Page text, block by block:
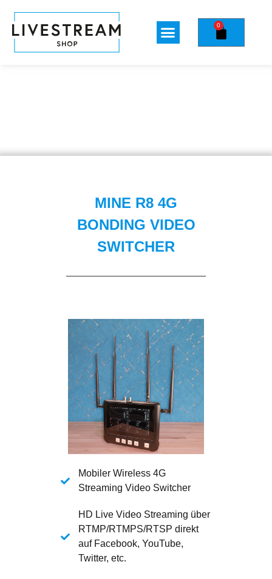
0
MINE R8 4G
BONDING VIDEO
SWITCHER
Mobiler Wireless 4G
Streaming Video Switcher
HD Live Video Streaming über
RTMP/RTMPS/RTSP direkt
auf Facebook, YouTube,
Twitter, etc.